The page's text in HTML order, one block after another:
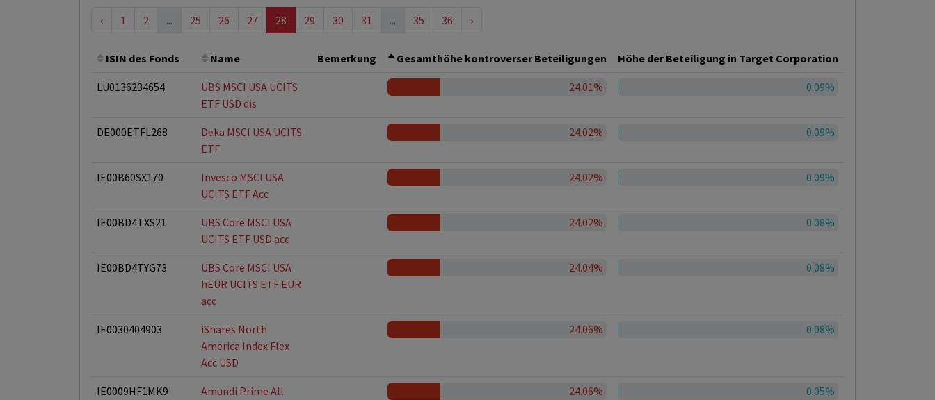
‹ 1 2 ... 25 26 27 28 29 30 31 ... 35 36 ›
ISIN des Fonds Name Bemerkung Gesamthöhe kontroverser Beteiligungen Höhe der Beteiligung in Target Corporation
LU0136234654
UBS MSCI USA UCITS
ETF USD dis
24.01% 0.09%
DE000ETFL268
Deka MSCI USA UCITS
ETF
24.02% 0.09%
IE00B60SX170
Invesco MSCI USA
UCITS ETF Acc
24.02% 0.09%
IE00BD4TXS21
UBS Core MSCI USA
UCITS ETF USD acc
24.02% 0.08%
IE00BD4TYG73
UBS Core MSCI USA
hEUR UCITS ETF EUR
acc
24.04% 0.08%
IE0030404903
iShares North
America Index Flex
Acc USD
24.06% 0.08%
IE0009HF1MK9
Amundi Prime All
24.06% 0.05%